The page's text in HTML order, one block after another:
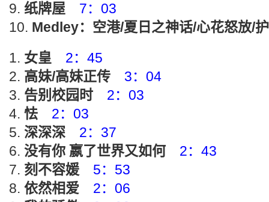
纸牌屋
7：03
Medley：空港/夏日之神话/心花怒放/
女皇
2：45
高妹/高妹正传
3：04
告别校园时
2：03
怯
2：03
深深深
2：37
没有你 嬴了世界又如何
2：43
刻不容媛
5：53
依然相爱
2：06